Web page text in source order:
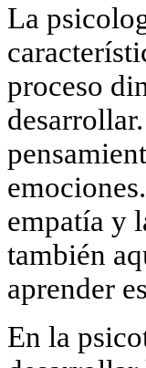
La
proceso
empatía y
también
aprender
En la